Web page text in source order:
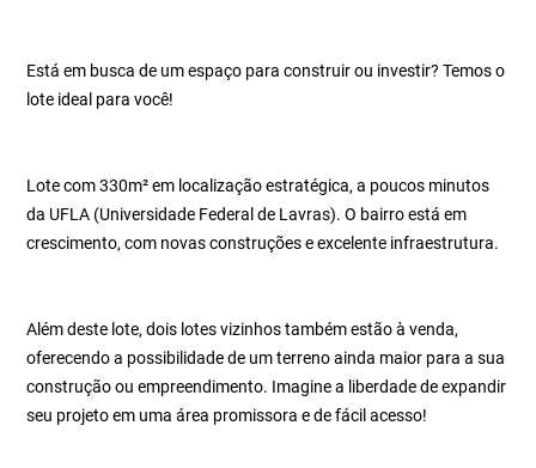
Está em busca de um espaço para construir ou investir? Temos o
lote ideal para você!
Lote com 330m² em localização estratégica, a poucos minutos
da UFLA (Universidade Federal de Lavras). O bairro está em
crescimento, com novas construções e excelente infraestrutura.
Além deste lote, dois lotes vizinhos também estão à venda,
oferecendo a possibilidade de um terreno ainda maior para a sua
construção ou empreendimento. Imagine a liberdade de expandir
seu projeto em uma área promissora e de fácil acesso!